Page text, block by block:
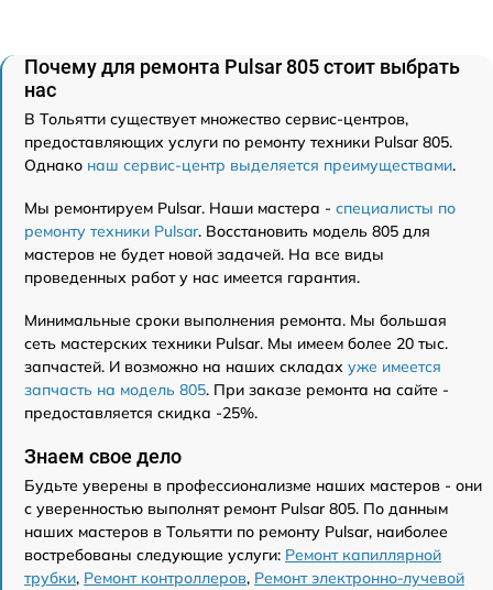
Почему для ремонта Pulsar 805 стоит выбрать
нас
В Тольятти существует множество сервис-центров,
предоставляющих услуги по ремонту техники Pulsar 805.
Однако наш сервис-центр выделяется преимуществами.
Мы ремонтируем Pulsar. Наши мастера - специалисты по
ремонту техники Pulsar. Восстановить модель 805 для
мастеров не будет новой задачей. На все виды
проведенных работ у нас имеется гарантия.
Минимальные сроки выполнения ремонта. Мы большая
сеть мастерских техники Pulsar. Мы имеем более 20 тыс.
запчастей. И возможно на наших складах уже имеется
запчасть на модель 805. При заказе ремонта на сайте -
предоставляется скидка -25%.
Знаем свое дело
Будьте уверены в профессионализме наших мастеров - они
с уверенностью выполнят ремонт Pulsar 805. По данным
наших мастеров в Тольятти по ремонту Pulsar, наиболее
востребованы следующие услуги: Ремонт капиллярной
трубки, Ремонт контроллеров, Ремонт электронно-лучевой